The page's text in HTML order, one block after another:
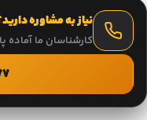
نیاز به مشاوره
کارشناسان ما